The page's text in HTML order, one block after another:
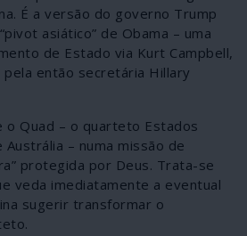
É a versão do governo Trump
asiático” de Obama – uma
de Estado via Kurt Campbell,
então secretária Hillary
o Quad – o quarteto Estados
Austrália – numa missão de
protegida por Deus. Trata-se
veda imediatamente a eventual
sugerir transformar o